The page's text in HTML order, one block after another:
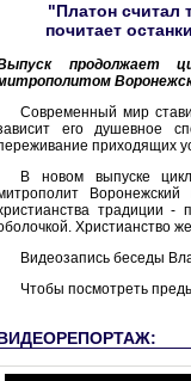
"Платон считал
почитает
продолжает
Современный мир
его душевное
приходящих
В новом выпуске
традиции -
Христианство
Видеозапись беседы
Чтобы посмотреть